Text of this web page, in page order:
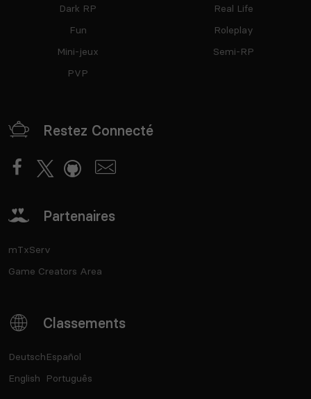
Dark RP
Fun
Mini-jeux
PVP
Real Life
Roleplay
Semi-RP
Restez Connecté
Partenaires
mTxServ
Game Creators Area
Classements
Deutsch
English
Español
Português